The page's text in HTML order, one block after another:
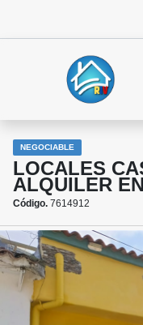
NEGOCIABLE
LOCALES
ALQUILER
Código. 7614912